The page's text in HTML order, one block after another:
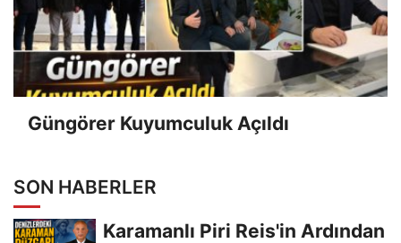
Güngörer Kuyumculuk Açıldı
SON HABERLER
Karamanlı Piri Reis'in Ardından